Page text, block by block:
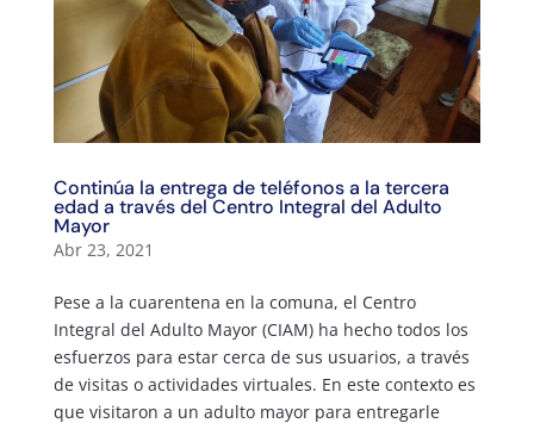
Continúa la entrega de teléfonos a la tercera
edad a través del Centro Integral del Adulto
Mayor
Abr 23, 2021
Pese a la cuarentena en la comuna, el Centro
Integral del Adulto Mayor (CIAM) ha hecho todos los
esfuerzos para estar cerca de sus usuarios, a través
de visitas o actividades virtuales. En este contexto es
que visitaron a un adulto mayor para entregarle